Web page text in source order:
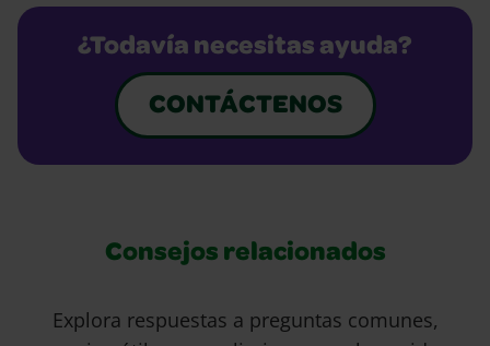
¿Todavía necesitas ayuda?
CONTÁCTENOS
Consejos relacionados
Explora respuestas a preguntas comunes,